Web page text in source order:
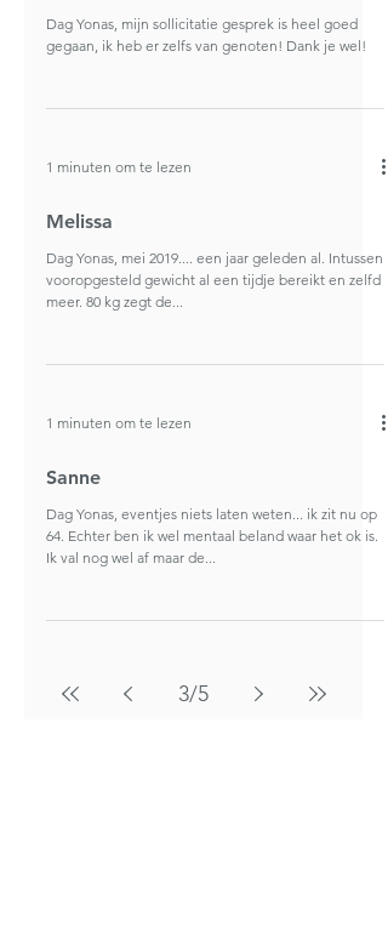
Dag Yonas, mijn sollicitatie gesprek is heel goed
gegaan, ik heb er zelfs van genoten! Dank je wel!
1 minuten om te lezen
Melissa
Dag Yonas, mei 2019.... een jaar geleden al. Intussen
vooropgesteld gewicht al een tijdje bereikt en zelfd
meer. 80 kg zegt de...
1 minuten om te lezen
Sanne
Dag Yonas, eventjes niets laten weten... ik zit nu op
64. Echter ben ik wel mentaal beland waar het ok is.
Ik val nog wel af maar de...
3/5